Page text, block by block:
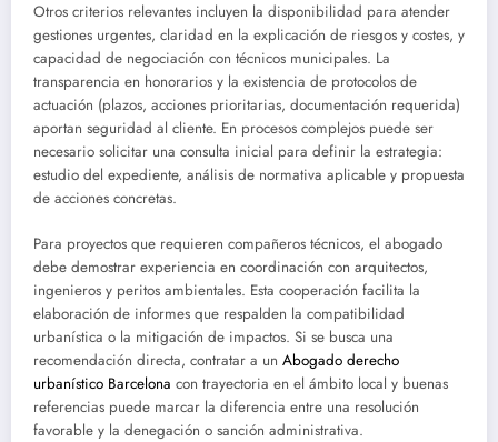
Otros criterios relevantes incluyen la disponibilidad para atender
gestiones urgentes, claridad en la explicación de riesgos y costes, y
capacidad de negociación con técnicos municipales. La
transparencia en honorarios y la existencia de protocolos de
actuación (plazos, acciones prioritarias, documentación requerida)
aportan seguridad al cliente. En procesos complejos puede ser
necesario solicitar una consulta inicial para definir la estrategia:
estudio del expediente, análisis de normativa aplicable y propuesta
de acciones concretas.
Para proyectos que requieren compañeros técnicos, el abogado
debe demostrar experiencia en coordinación con arquitectos,
ingenieros y peritos ambientales. Esta cooperación facilita la
elaboración de informes que respalden la compatibilidad
urbanística o la mitigación de impactos. Si se busca una
recomendación directa, contratar a un Abogado derecho
urbanístico Barcelona con trayectoria en el ámbito local y buenas
referencias puede marcar la diferencia entre una resolución
favorable y la denegación o sanción administrativa.